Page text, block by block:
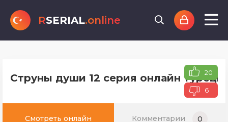
RSERIAL.online
Струны души 12 серия онлайн 20
6
Смотреть онлайн Комментарии 0